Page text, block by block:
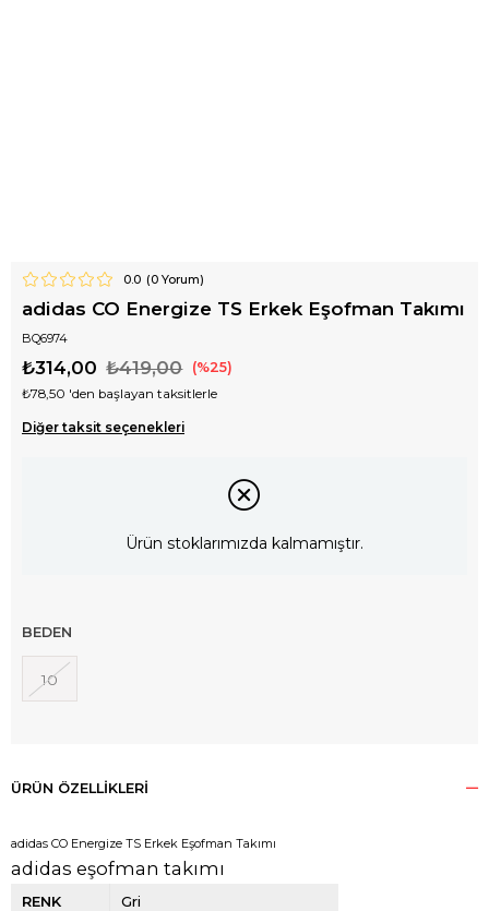
0.0 (0Yorum)
adidas CO Energize TS Erkek Eşofman Takımı
BQ6974
₺419,00
₺314,00 25
₺78,50 'den başlayan taksitlerle
Diğer taksit seçenekleri
Ürün stoklarımızda kalmamıştır.
BEDEN
10
ÜRÜN ÖZELLIKLERI
adidas CO Energize TS Erkek Eşofman Takımı
adidas eşofman takımı
RENK Gri